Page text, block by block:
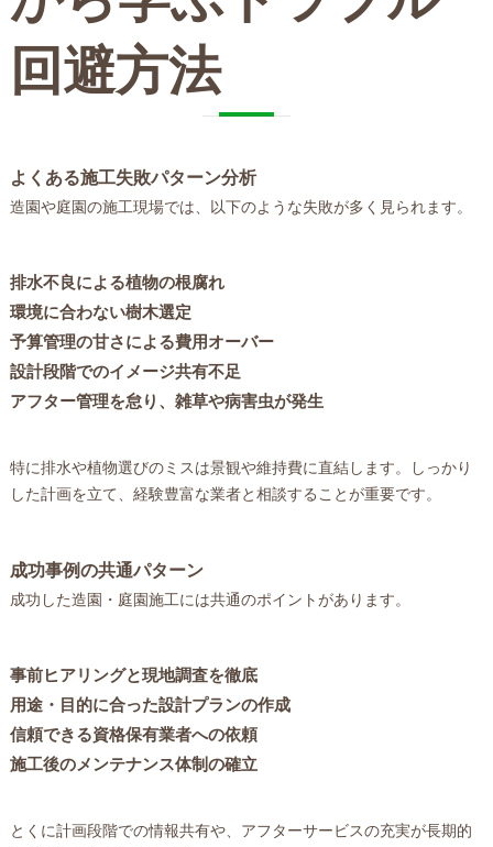
回避方法
よくある施工失敗パターン分析
造園や庭園の施工現場では、以下のような失敗が多く見られます。
排水不良による植物の根腐れ
環境に合わない樹木選定
予算管理の甘さによる費用オーバー
設計段階でのイメージ共有不足
アフター管理を怠り、雑草や病害虫が発生
特に排水や植物選びのミスは景観や維持費に直結します。しっかり
した計画を立て、経験豊富な業者と相談することが重要です。
成功事例の共通パターン
成功した造園・庭園施工には共通のポイントがあります。
事前ヒアリングと現地調査を徹底
用途・目的に合った設計プランの作成
信頼できる資格保有業者への依頼
施工後のメンテナンス体制の確立
とくに計画段階での情報共有や、アフターサービスの充実が長期的